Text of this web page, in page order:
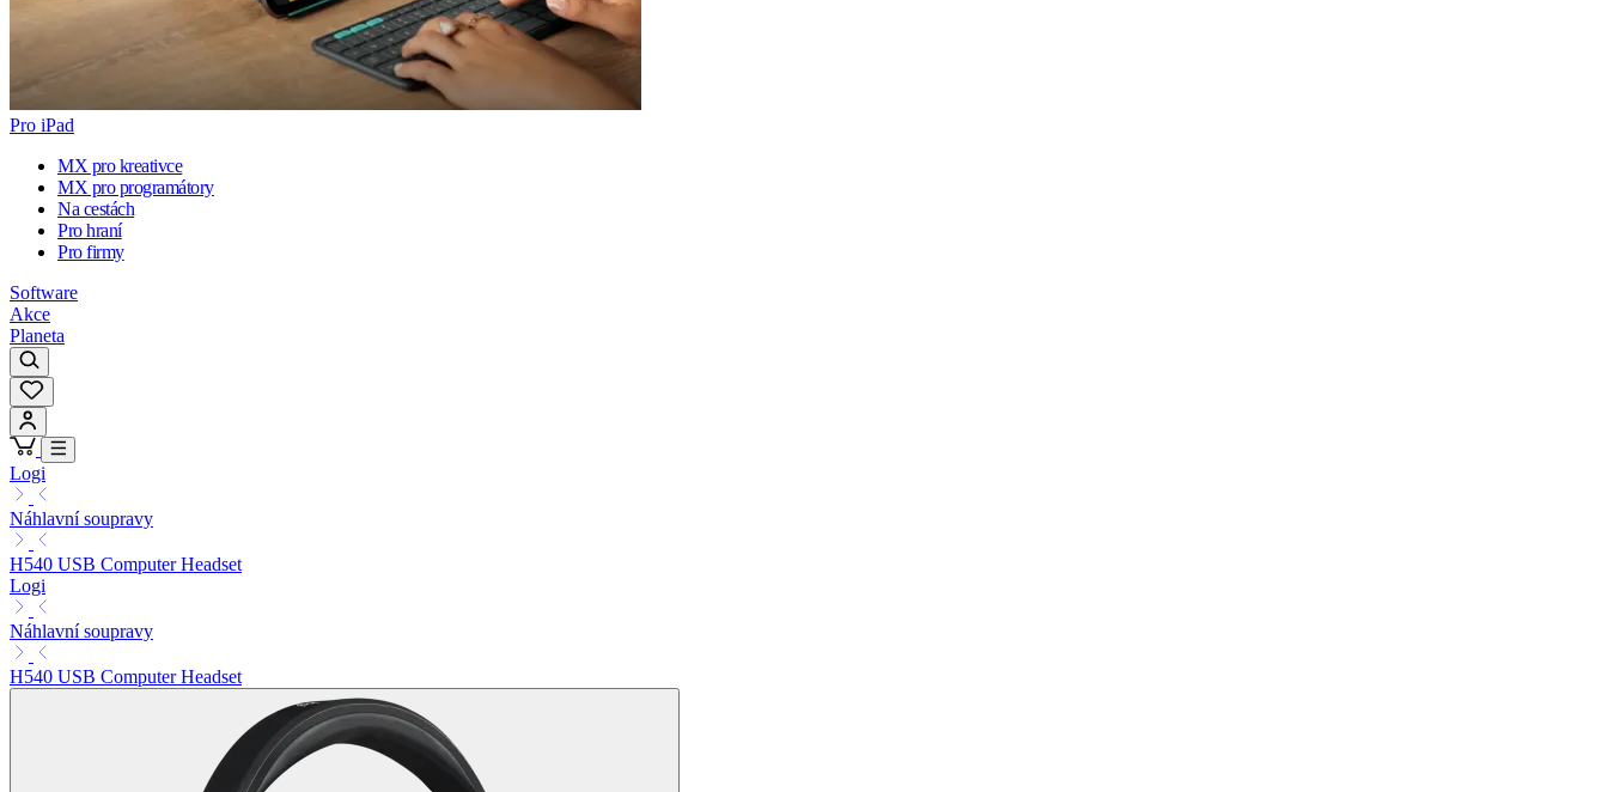
Pro iPad
MX pro kreativce
MX pro programátory
Na cestách
Pro hraní
Pro firmy
Software
Akce
Planeta
Logi
Náhlavní soupravy
H540 USB Computer Headset
Logi
Náhlavní soupravy
H540 USB Computer Headset